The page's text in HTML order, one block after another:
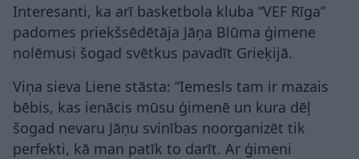
Interesanti, ka arī basketbola kluba “VEF Rīga”
padomes priekšsēdētāja Jāņa Blūma ģimene
nolēmusi šogad svētkus pavadīt Grieķijā.
Viņa sieva Liene stāsta: “Iemesls tam ir mazais
bēbis, kas ienācis mūsu ģimenē un kura dēļ
šogad nevaru Jāņu svinības noorganizēt tik
perfekti, kā man patīk to darīt. Ar ģimeni